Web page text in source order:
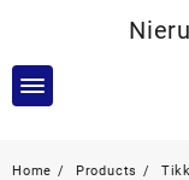
content
Home Products